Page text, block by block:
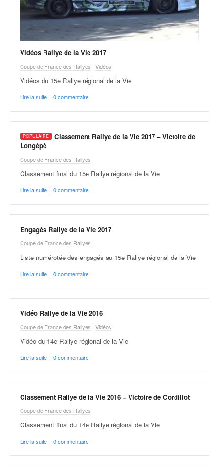
Vidéos Rallye de la Vie 2017
Coupe de France des Rallyes | Vidéos
Vidéos du 15e Rallye régional de la Vie
Lire la suite | 0 commentaire
Classement Rallye de la Vie 2017 – Victoire de
Longépé
Coupe de France des Rallyes
Classement final du 15e Rallye régional de la Vie
Lire la suite | 0 commentaire
Engagés Rallye de la Vie 2017
Coupe de France des Rallyes
Liste numérotée des engagés au 15e Rallye régional de la Vie
Lire la suite | 0 commentaire
Vidéo Rallye de la Vie 2016
Coupe de France des Rallyes | Vidéos
Vidéo du 14e Rallye régional de la Vie
Lire la suite | 0 commentaire
Classement Rallye de la Vie 2016 – Victoire de Cordillot
Coupe de France des Rallyes
Classement final du 14e Rallye régional de la Vie
Lire la suite | 0 commentaire